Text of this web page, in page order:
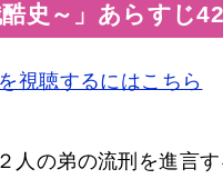
史～」あらすじ42
視聴するにはこちら
の弟の流刑を進言す